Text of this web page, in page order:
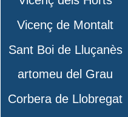
Vicenç de Montalt
Sant Boi de Lluçanès
artomeu del Grau
Corbera de Llobregat